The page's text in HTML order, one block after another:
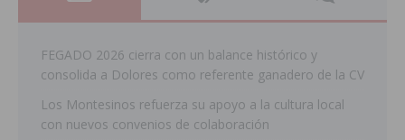
FEGADO 2026 cierra con un balance histórico y
consolida a Dolores como referente ganadero de la CV
Los Montesinos refuerza su apoyo a la cultura local
con nuevos convenios de colaboración